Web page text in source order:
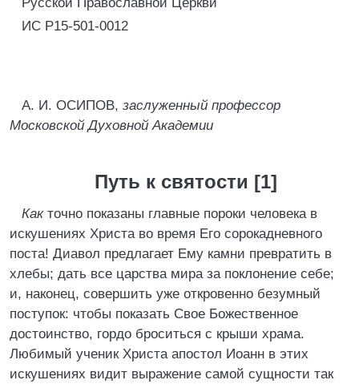
ИС Р15-501-0012
А. И. ОСИПОВ, заслуженный профессор
Московской Духовной Академии
Путь к святости [1]
Какточно показаны главные пороки человека в
искушениях Христа во время Его сорокадневного
поста! Диавол предлагает Ему камни превратить в
хлебы; дать все царства мира за поклонение себе;
и, наконец, совершить уже откровенно безумный
поступок: чтобы показать Свое Божественное
достоинство, гордо броситься с крыши храма.
Любимый ученик Христа апостол Иоанн в этих
искушениях видит выражение самой сущности так